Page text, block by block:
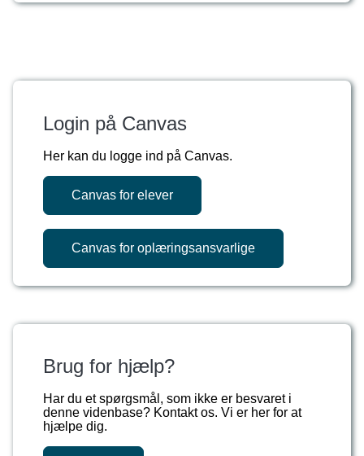
Login på Canvas
Her kan du logge ind på Canvas.
Canvas for elever
Canvas for oplæringsansvarlige
Brug for hjælp?
Har du et spørgsmål, som ikke er besvaret i
denne videnbase? Kontakt os. Vi er her for at
hjælpe dig.